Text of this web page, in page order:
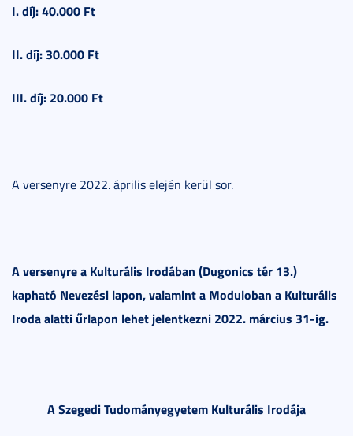
I. díj: 40.000 Ft
II. díj: 30.000 Ft
III. díj: 20.000 Ft
A versenyre 2022. április elején kerül sor.
A versenyre a Kulturális Irodában (Dugonics tér 13.)
kapható Nevezési lapon, valamint a Moduloban a Kulturális
Iroda alatti űrlapon lehet jelentkezni 2022. március 31-ig.
A Szegedi Tudományegyetem Kulturális Irodája